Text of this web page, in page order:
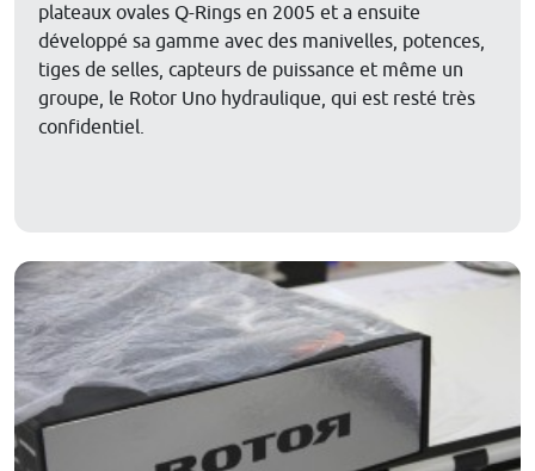
plateaux ovales Q-Rings en 2005 et a ensuite
développé sa gamme avec des manivelles, potences,
tiges de selles, capteurs de puissance et même un
groupe, le Rotor Uno hydraulique, qui est resté très
confidentiel.